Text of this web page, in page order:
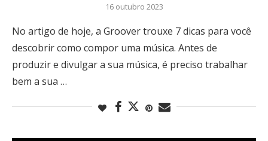
16 outubro 2023
No artigo de hoje, a Groover trouxe 7 dicas para você
descobrir como compor uma música. Antes de
produzir e divulgar a sua música, é preciso trabalhar
bem a sua …